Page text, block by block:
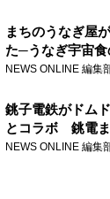
まちのうなぎ屋
た─うなぎ宇宙
NEWS ONLINE 編集
銚子電鉄がドム
とコラボ 銚電ま
NEWS ONLINE 編集